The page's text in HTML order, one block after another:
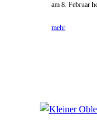
am 8. Februar
mehr